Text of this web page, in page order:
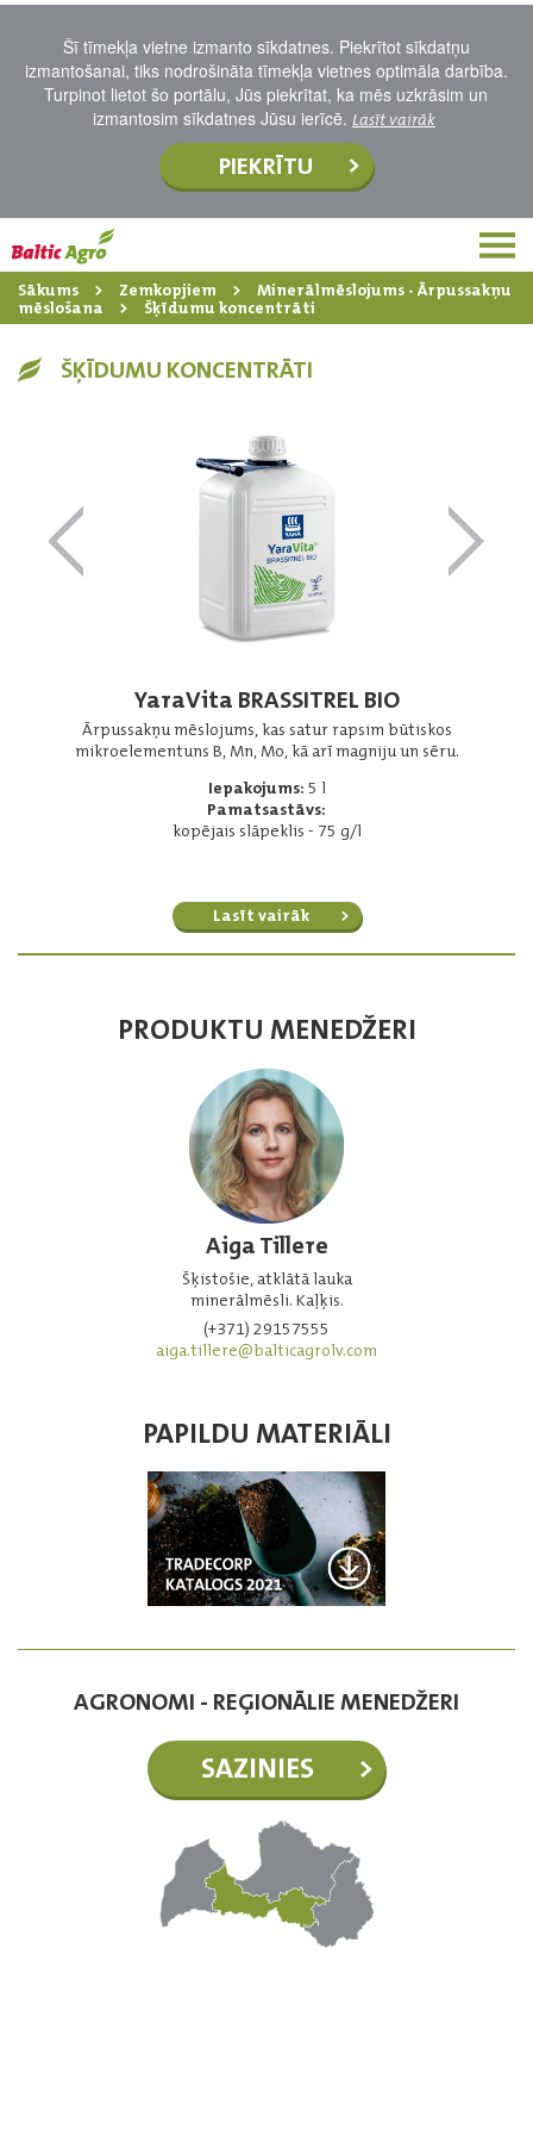
Šī tīmekļa vietne izmanto sīkdatnes. Piekrītot sīkdatņu
izmantošanai, tiks nodrošināta tīmekļa vietnes optimāla darbība.
Turpinot lietot šo portālu, Jūs piekrītat, ka mēs uzkrāsim un
izmantosim sīkdatnes Jūsu ierīcē. Lasīt vairāk
PIEKRĪTU
Sākums Zemkopjiem
Minerālmēslojums - Ārpussakņu
mēslošana
Šķīdumu koncentrāti
ŠĶĪDUMU KONCENTRĀTI
YaraVita BRASSITREL BIO
Ārpussakņu mēslojums, kas satur rapsim būtiskos
mikroelementuns B, Mn, Mo, kā arī magniju un sēru.
Iepakojums: 5 l
Pamatsastāvs:
kopējais slāpeklis - 75 g/l
Lasīt vairāk
PRODUKTU MENEDŽERI
Aiga Tillere
Šķistošie, atklātā lauka
minerālmēsli. Kaļķis.
(+371) 29157555
aiga.tillere@balticagrolv.com
PAPILDU MATERIĀLI
AGRONOMI - REĢIONĀLIE MENEDŽERI
SAZINIES